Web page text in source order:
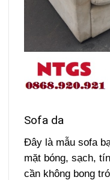
Sofa da
Đây là mẫu sofa
mặt bóng, sạch,
cần không bong